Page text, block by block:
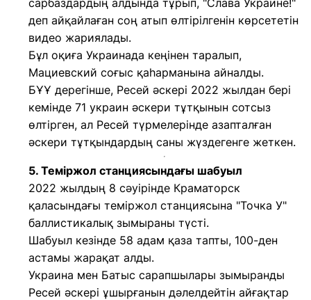
сарбаздардың алдында тұрып, "Слава Украине!"
деп айқайлаған соң атып өлтірілгенін көрсететін
видео жариялады.
Бұл оқиға Украинада кеңінен таралып,
Мациевский соғыс қаһарманына айналды.
БҰҰ дерегінше, Ресей әскері 2022 жылдан бері
кемінде 71 украин әскери тұтқынын сотсыз
өлтірген, ал Ресей түрмелерінде азапталған
әскери тұтқындардың саны жүздегенге жеткен.
5. Теміржол станциясындағы шабуыл
2022 жылдың 8 сәуірінде Краматорск
қаласындағы теміржол станциясына "Точка У"
баллистикалық зымыраны түсті.
Шабуыл кезінде 58 адам қаза тапты, 100-ден
астамы жарақат алды.
Украина мен Батыс сарапшылары зымыранды
Ресей әскері ұшырғанын дәлелдейтін айғақтар